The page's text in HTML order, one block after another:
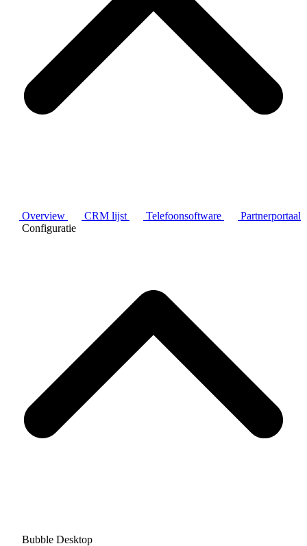
Overview CRM lijst Telefoonsoftware
Partnerportaal
Configuratie
Bubble Desktop